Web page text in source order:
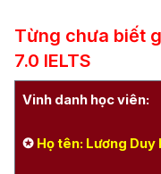
Từng chưa biết
7.0 IELTS
Vinh danh học viên:
✪ Họ tên: Lương Duy